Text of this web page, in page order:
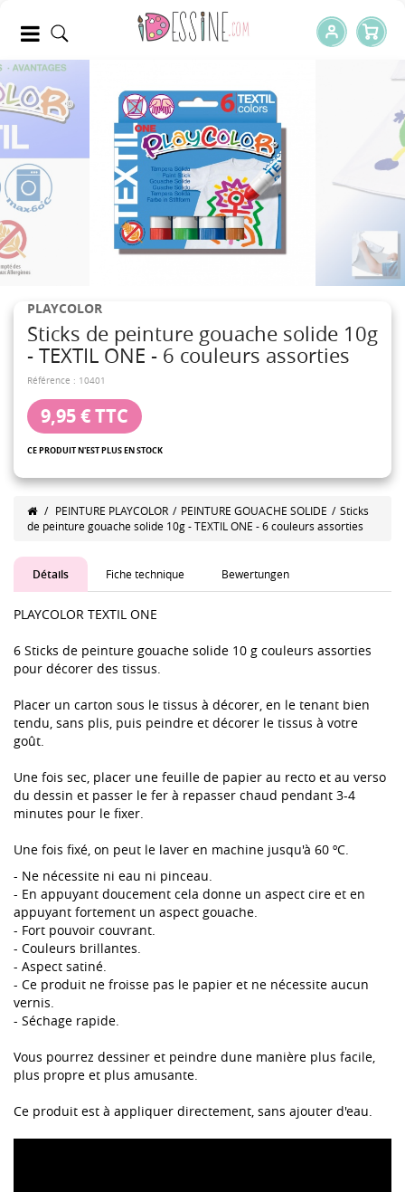
PLAYCOLOR
Sticks de peinture gouache solide 10g
- TEXTIL ONE - 6 couleurs assorties
Référence : 10401
9,95 €TTC
CE PRODUIT N'EST PLUS EN STOCK
/ PEINTURE PLAYCOLOR / PEINTURE GOUACHE SOLIDE / Sticks
de peinture gouache solide 10g - TEXTIL ONE - 6 couleurs assorties
Détails Fiche technique Bewertungen
PLAYCOLOR TEXTIL ONE
6 Sticks de peinture gouache solide 10 g couleurs assorties
pour décorer des tissus.
Placer un carton sous le tissus à décorer, en le tenant bien
tendu, sans plis, puis peindre et décorer le tissus à votre
goût.
Une fois sec, placer une feuille de papier au recto et au verso
du dessin et passer le fer à repasser chaud pendant 3-4
minutes pour le fixer.
Une fois fixé, on peut le laver en machine jusqu'à 60 ºC.
- Ne nécessite ni eau ni pinceau.
- En appuyant doucement cela donne un aspect cire et en
appuyant fortement un aspect gouache.
- Fort pouvoir couvrant.
- Couleurs brillantes.
- Aspect satiné.
- Ce produit ne froisse pas le papier et ne nécessite aucun
vernis.
- Séchage rapide.
Vous pourrez dessiner et peindre dune manière plus facile,
plus propre et plus amusante.
Ce produit est à appliquer directement, sans ajouter d'eau.